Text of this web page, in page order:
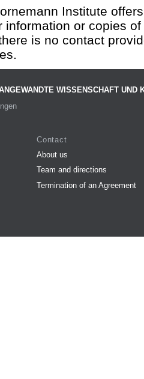
Institute
information or copies
is no contact
WISSENSCHAFT UND
Contact
About us
Team and directions
Termination of an Agreement